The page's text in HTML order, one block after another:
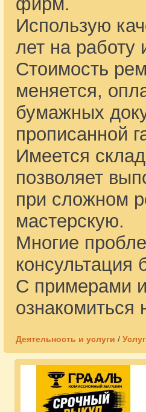
Использую
лет на работу
Стоимость
меняется,
бумажных
прописанной
Имеется
позволяет
при сложном
мастерскую.
Многие
консультация
С примерами
ознакомиться
Деятельность и услуги /